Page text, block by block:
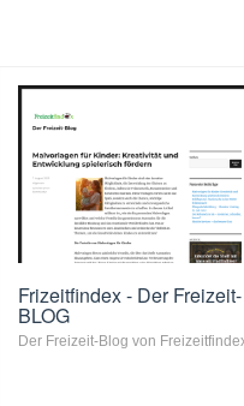
Frizeitfindex - Der Freizeit-
BLOG
Der Freizeit-Blog von